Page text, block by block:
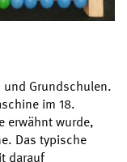
und Grundschulen.
im 18.
erwähnt wurde,
Das typische
darauf